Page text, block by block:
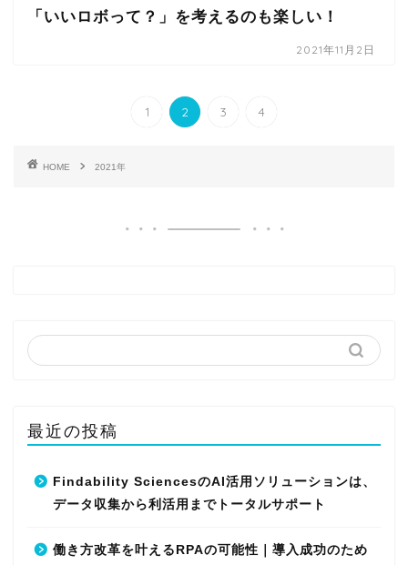
「いいロボって？」を考えるのも楽しい！
2021年11月2日
1 2 3 4
HOME 2021年
最近の投稿
Findability SciencesのAI活用ソリューションは、
データ収集から利活用までトータルサポート
働き方改革を叶えるRPAの可能性｜導入成功のため